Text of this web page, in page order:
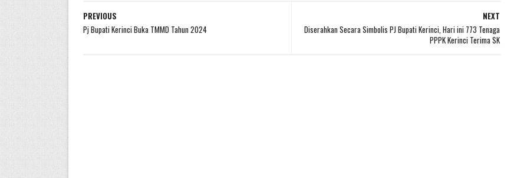
NEXT
Diserahkan Secara Simbolis PJ Bupati Kerinci, Hari ini 773 Tenaga
PPPK Kerinci Terima SK
PREVIOUS
Pj Bupati Kerinci Buka TMMD Tahun 2024